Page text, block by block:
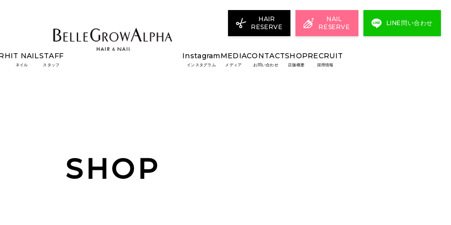
HAIR
RESERVE
NAIL
RESERVE
LINE問い合わせ
HIT NAIL
ネイル
STAFF
スタッフ
Instagram
インスタグラム
MEDIA
メディア
CONTACT
お問い合わせ
SHOP
店舗概要
RECRUIT
採用情報
SHOP